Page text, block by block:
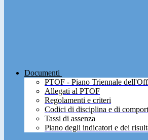
Documenti
PTOF - Piano Triennale
Allegati al PTOF
Regolamenti e criteri
Codici di disciplina e di
Tassi di assenza
Piano degli indicatori e dei